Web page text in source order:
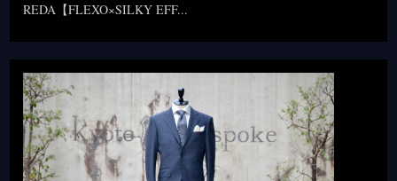
REDA【FLEXO×SILKY EFF...